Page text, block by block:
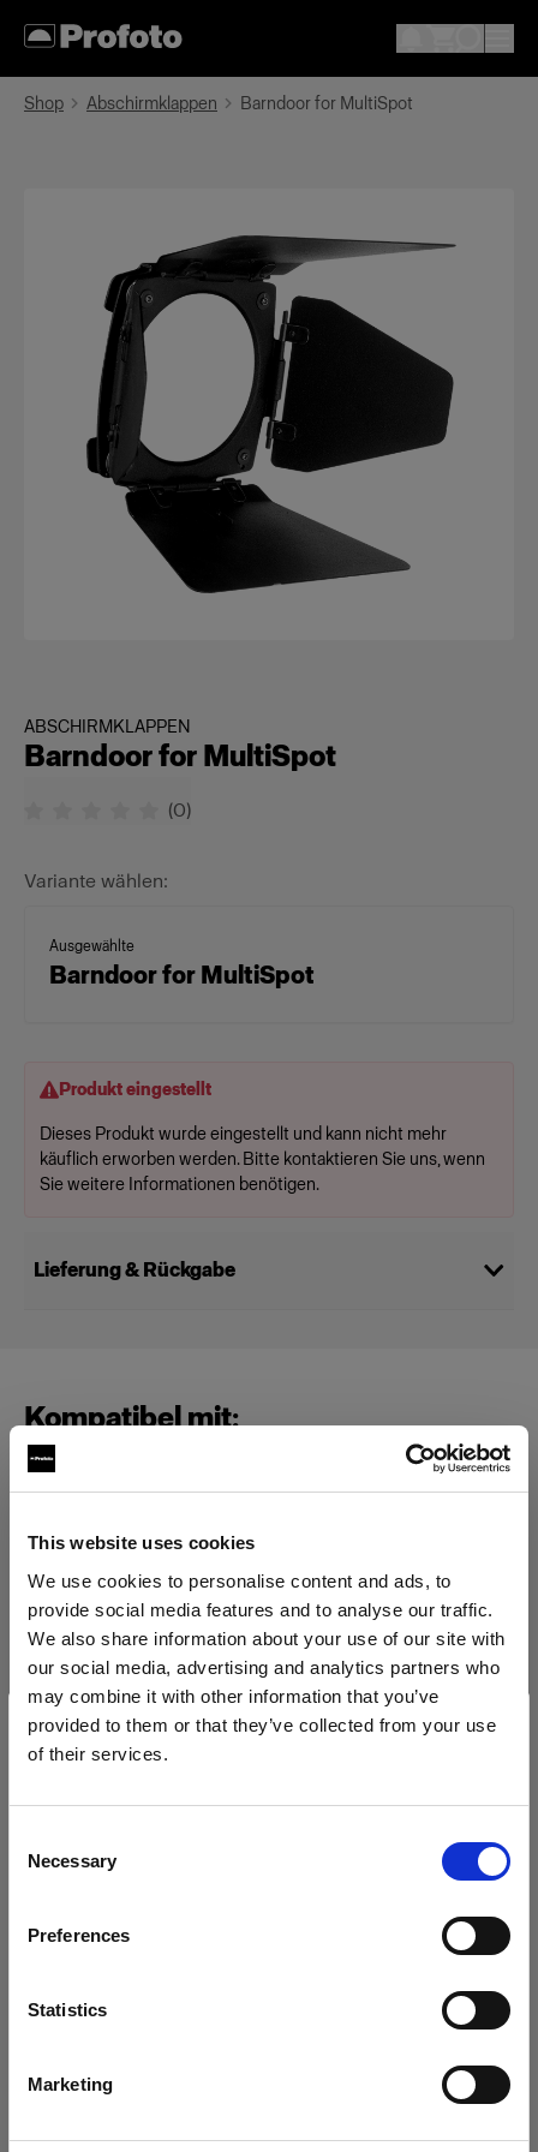
This website uses cookies
We use cookies to personalise content and ads, to
provide social media features and to analyse our traffic.
We also share information about your use of our site with
our social media, advertising and analytics partners who
may combine it with other information that you’ve
provided to them or that they’ve collected from your use
of their services.
Selection
Necessary
Preferences
Statistics
Marketing
Möchten Sie Ihren Standort aktualisieren?
Cyprus
Sprache
Website besuchen
Shop Abschirmklappen Barndoor for MultiSpot
ABSCHIRMKLAPPEN
Barndoor for MultiSpot
(0)
Variante wählen:
Ausgewählte
Barndoor for MultiSpot
Produkt eingestellt
Dieses Produkt wurde eingestellt und kann nicht mehr
käuflich erworben werden. Bitte kontaktieren Sie uns, wenn
Sie weitere Informationen benötigen.
Lieferung & Rückgabe
Kompatibel mit:
Produktdetails